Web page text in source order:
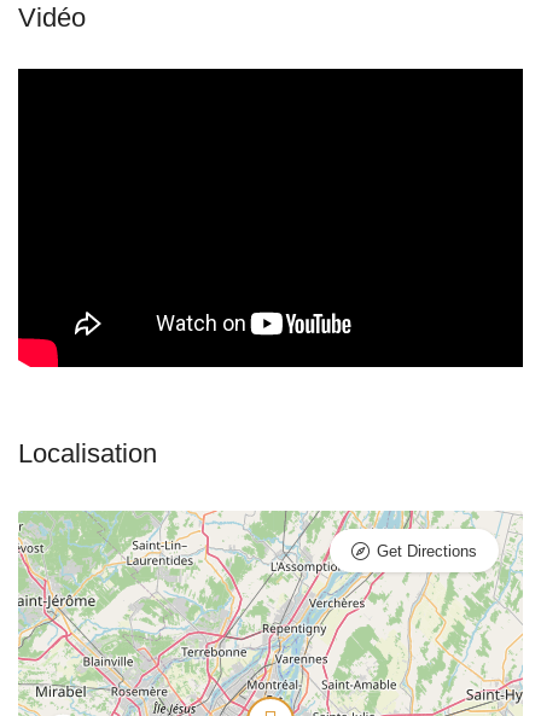
Get Directions